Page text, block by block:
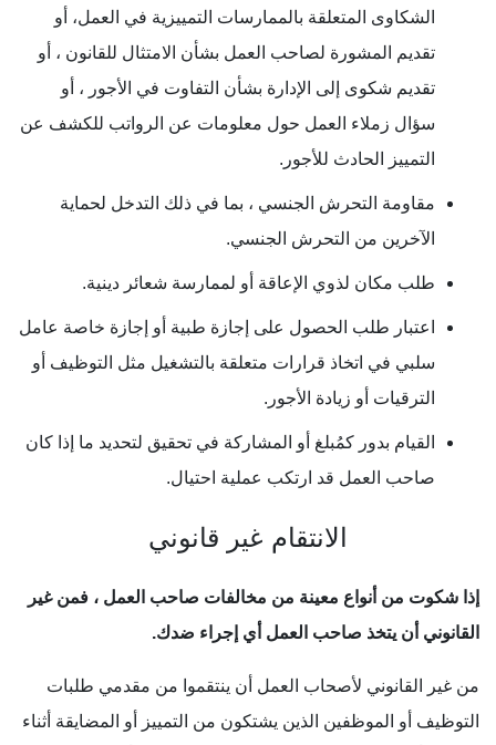
الشكاوى المتعلقة بالممارسات التمييزية في العمل، أو
تقديم المشورة لصاحب العمل بشأن الامتثال للقانون ، أو
تقديم شكوى إلى الإدارة بشأن التفاوت في الأجور ، أو
سؤال زملاء العمل حول معلومات عن الرواتب للكشف عن
التمييز الحادث للأجور.
مقاومة التحرش الجنسي ، بما في ذلك التدخل لحماية
الآخرين من التحرش الجنسي.
طلب مكان لذوي الإعاقة أو لممارسة شعائر دينية.
اعتبار طلب الحصول على إجازة طبية أو إجازة خاصة عامل
سلبي في اتخاذ قرارات متعلقة بالتشغيل مثل التوظيف أو
الترقيات أو زيادة الأجور.
القيام بدور كمُبلغ أو المشاركة في تحقيق لتحديد ما إذا كان
صاحب العمل قد ارتكب عملية احتيال.
الانتقام غير قانوني
إذا شكوت من أنواع معينة من مخالفات صاحب العمل ، فمن غير
القانوني أن يتخذ صاحب العمل أي إجراء ضدك.
من غير القانوني لأصحاب العمل أن ينتقموا من مقدمي طلبات
التوظيف أو الموظفين الذين يشتكون من التمييز أو المضايقة أثناء